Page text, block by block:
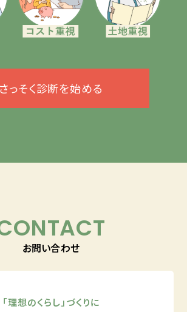
さっそく診断を始める
お問い合わせ
「理想のくらし」づくりに